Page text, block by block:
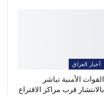
أخبار العراق
القوات الأمنية تباشر
بالانتشار قرب مراكز الاقتراع